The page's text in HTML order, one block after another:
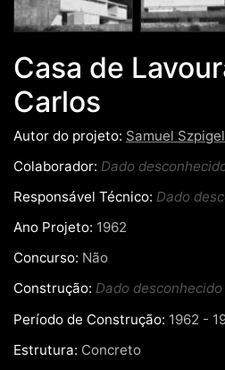
Casa de
Carlos
Autor do projeto: Samuel Szpigel
Colaborador: Dado
Responsável Técnico: Dado
Ano Projeto: 1962
Concurso: Não
Construção: Dado desconhecido
Período de Construção: 1962 -
Estrutura: Concreto